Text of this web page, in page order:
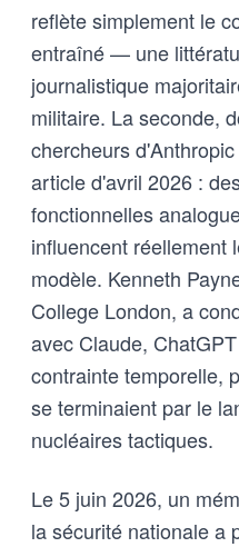
reflète simplement le
entraîné — une
journalistique
militaire. La seconde,
chercheurs
article d'avril 2026 :
fonctionnelles
influencent réellement
modèle. Kenneth
College London, a
avec Claude,
contrainte temporelle,
se terminaient par le
nucléaires tactiques.
Le 5 juin 2026, un
la sécurité nationale a